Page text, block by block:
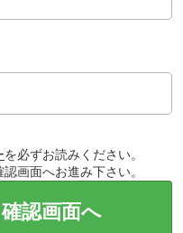
を必ずお読みください。
画面へお進み下さい。
認画面へ